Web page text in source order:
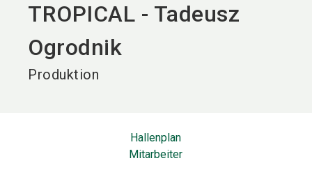
TROPICAL - Tadeusz
Ogrodnik
Produktion
Hallenplan
Mitarbeiter